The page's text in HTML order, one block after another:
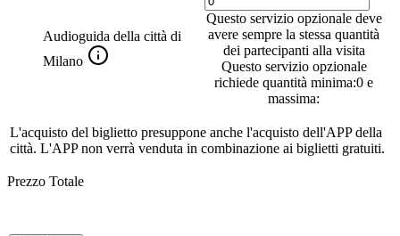
Audioguida della città di
Milano
Questo servizio opzionale deve
avere sempre la stessa quantità
dei partecipanti alla visita
Questo servizio opzionale
richiede quantità minima:0 e
massima:
L'acquisto del biglietto presuppone anche l'acquisto dell'APP della
città. L'APP non verrà venduta in combinazione ai biglietti gratuiti.
Prezzo Totale